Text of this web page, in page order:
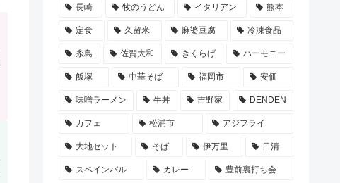
長崎 牧のうどん イタリアン 熊本
定食 久留米 麻婆豆腐 冷凍食品
糸島 佐賀大和 きくらげ ハーモニー
飯塚 中華そば 福岡市 安価
味噌ラーメン 牛丼 吉野家 DENDEN
カフェ 松浦市 アジフライ
大地セット そば 伊万里 日清
スペインバル カレー 豊前裏打ち会